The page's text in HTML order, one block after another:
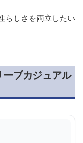
らしさを両立したい
ブカジュアル